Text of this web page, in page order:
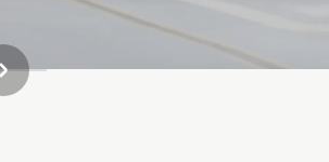
VOLGENDE ITEM IN GALLERIJ